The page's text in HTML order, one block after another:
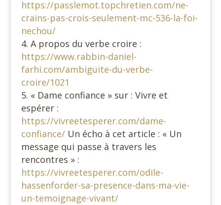
https://passlemot.topchretien.com/ne-
crains-pas-crois-seulement-mc-536-la-foi-
nechou/
A propos du verbe croire :
https://www.rabbin-daniel-
farhi.com/ambiguite-du-verbe-
croire/1021
« Dame confiance » sur : Vivre et
espérer :
https://vivreetesperer.com/dame-
confiance/Un écho à cet article : « Un
message qui passe à travers les
rencontres » :
https://vivreetesperer.com/odile-
hassenforder-sa-presence-dans-ma-vie-
un-temoignage-vivant/